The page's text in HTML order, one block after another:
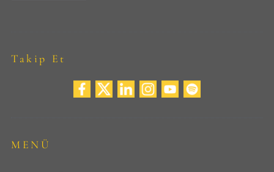
Takip Et
MENÜ